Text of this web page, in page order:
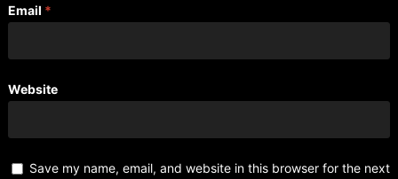
Email *
Website
Save my name, email, and website in this browser for the next